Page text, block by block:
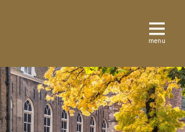
menu
Sluiten
doen